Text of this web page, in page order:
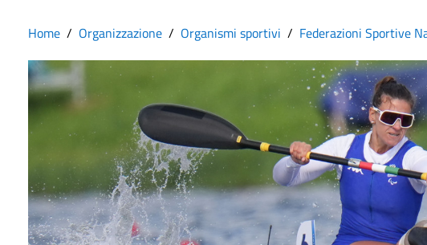
Home Organizzazione Organismi sportivi Federazioni Sportive